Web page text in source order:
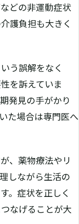
どの非運動症状
護負担も大きく
う誤解をなく
を訴えていま
発見の手がかり
た場合は専門医へ
、薬物療法やリ
しながら生活の
。症状を正しく
なげることが大